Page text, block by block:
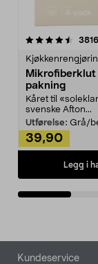
3816
Mikrofiberklut
pakning
Kåret til
svenske Afton...
Utførelse: Grå/
39,90
Legg i
4.5av 5
Bunntekst
Kundeservice